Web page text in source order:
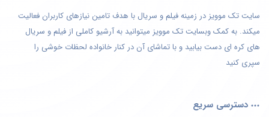
سایت تک موویز در زمینه فیلم و سریال با هدف تامین نیازهای کاربران فعالیت
میکند. به کمک وبسایت تک موویز میتوانید به آرشیو کاملی از فیلم و سریال
های کره ای دست بیابید و با تماشای آن در کنار خانواده لحظات خوشی را
سپری کنید
دسترسی سریع